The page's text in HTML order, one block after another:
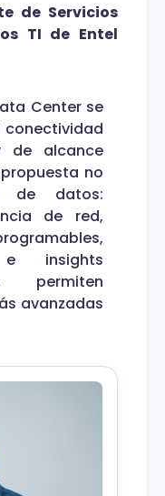
de Servicios
TI de Entel
Center se
de alcance
no
de datos:
de red,
insights
permiten
avanzadas